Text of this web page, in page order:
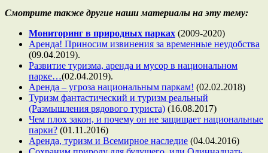
Смотрите также другие наши материалы на эту тему:
Мониторинг в природных парках (2009-2020)
Аренда! Приносим извинения за временные неудобства
(09.04.2019).
Развитие туризма, аренда и мусор в национальном
парке…(02.04.2019).
Аренда – угроза национальным паркам! (02.02.2018)
Туризм фантастический и туризм реальный
(Размышления рядового туриста) (16.08.2017)
Чем плох закон, и почему он не защищает национальные
парки? (01.11.2016)
Аренда, туризм и Всемирное наследие (04.04.2016)